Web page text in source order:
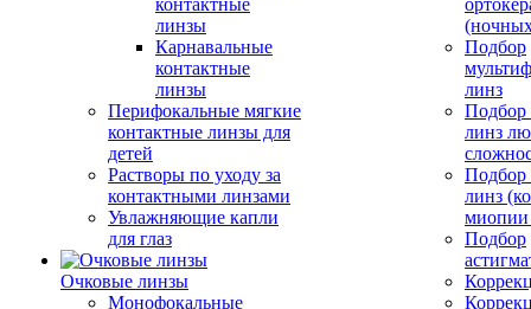
контактные
линзы
Карнавальные
контактные
линзы
Перифокальные мягкие
контактные линзы для
детей
Растворы по уходу за
контактными линзами
Увлажняющие капли
для глаз
Очковые линзы
Монофокальные
Подбор
линз
Подбор
линз
Подбор
линз
миопии
Подбор